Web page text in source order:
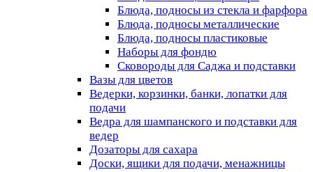
Блюда, подносы из стекла и фарфора
Блюда, подносы металлические
Блюда, подносы пластиковые
Наборы для фондю
Сковороды для Саджа и подставки
Вазы для цветов
Ведерки, корзинки, банки, лопатки для
подачи
Ведра для шампанского и подставки для
ведер
Дозаторы для сахара
Доски, ящики для подачи, менажницы